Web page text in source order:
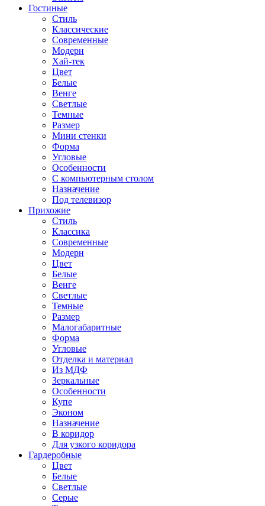
Гостиные
Стиль
Классические
Современные
Модерн
Хай-тек
Цвет
Белые
Венге
Светлые
Темные
Размер
Мини стенки
Форма
Угловые
Особенности
С компьютерным столом
Назначение
Под телевизор
Прихожие
Стиль
Классика
Современные
Модерн
Цвет
Белые
Венге
Светлые
Темные
Размер
Малогабаритные
Форма
Угловые
Отделка и материал
Из МДФ
Зеркальные
Особенности
Купе
Эконом
Назначение
В коридор
Для узкого коридора
Гардеробные
Цвет
Белые
Светлые
Серые